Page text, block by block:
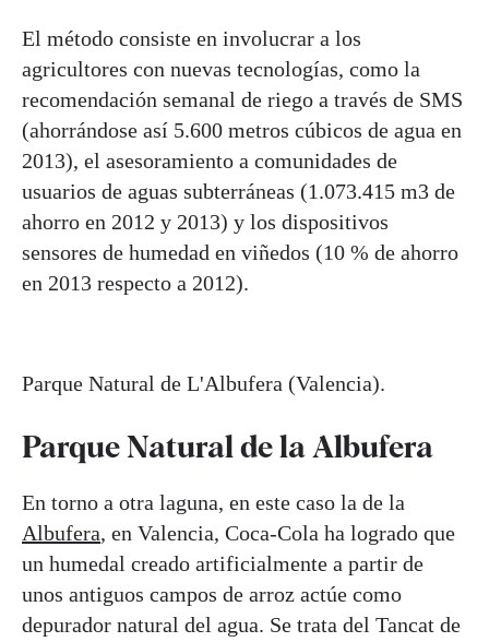
El método consiste en involucrar a los
agricultores con nuevas tecnologías, como la
recomendación semanal de riego a través de SMS
(ahorrándose así 5.600 metros cúbicos de agua en
2013), el asesoramiento a comunidades de
usuarios de aguas subterráneas (1.073.415 m3 de
ahorro en 2012 y 2013) y los dispositivos
sensores de humedad en viñedos (10 % de ahorro
en 2013 respecto a 2012).
Parque Natural de L'Albufera (Valencia).
Parque Natural de la Albufera
En torno a otra laguna, en este caso la de la
Albufera, en Valencia, Coca-Cola ha logrado que
un humedal creado artificialmente a partir de
unos antiguos campos de arroz actúe como
depurador natural del agua. Se trata del Tancat de